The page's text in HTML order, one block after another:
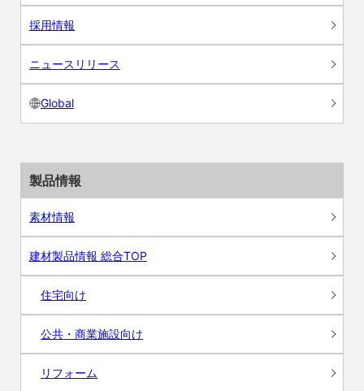
採用情報
ニュースリリース
Global
製品情報
素材情報
建材製品情報 総合TOP
住宅向け
公共・商業施設向け
リフォーム